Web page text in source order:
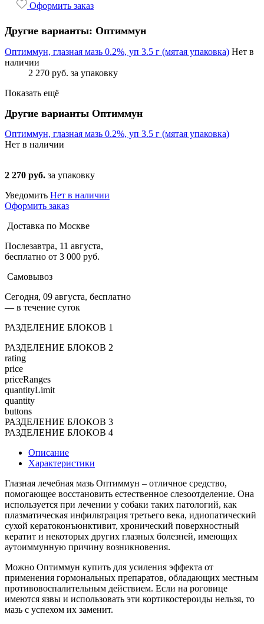
Оформить заказ
Другие варианты: Оптиммун
Оптиммун, глазная мазь 0.2%, уп 3.5 г (мятая упаковка) Нет в
наличии
2 270 руб. за упаковку
Показать ещё
Другие варианты Оптиммун
Оптиммун, глазная мазь 0.2%, уп 3.5 г (мятая упаковка)
Нет в наличии
2 270 руб. за упаковку
Уведомить Нет в наличии
Оформить заказ
Доставка по Москве
Послезавтра, 11 августа,
бесплатно от 3 000 руб.
Самовывоз
Сегодня, 09 августа, бесплатно
— в течение суток
РАЗДЕЛЕНИЕ БЛОКОВ 1
РАЗДЕЛЕНИЕ БЛОКОВ 2
rating
price
priceRanges
quantityLimit
quantity
buttons
РАЗДЕЛЕНИЕ БЛОКОВ 3
РАЗДЕЛЕНИЕ БЛОКОВ 4
Описание
Характеристики
Глазная лечебная мазь Оптиммун – отличное средство,
помогающее восстановить естественное слезоотделение. Она
используется при лечении у собаки таких патологий, как
плазматическая инфильтрация третьего века, идиопатический
сухой кератоконъюнктивит, хронический поверхностный
кератит и некоторых других глазных болезней, имеющих
аутоиммунную причину возникновения.
Можно Оптиммун купить для усиления эффекта от
применения гормональных препаратов, обладающих местным
противовоспалительным действием. Если на роговице
имеются язвы и использовать эти кортикостероиды нельзя, то
мазь с успехом их заменит.